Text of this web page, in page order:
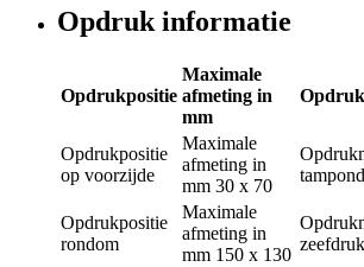
Opdruk informatie
Opdrukpositie
Maximale
afmeting in
mm
Opdrukpositie
op voorzijde
Maximale
afmeting in
mm 30 x 70
Opdrukpositie
rondom
Maximale
afmeting in
mm 150 x 130
zeefdruk